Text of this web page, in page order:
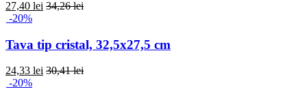
27,40 lei 34,26 lei
-20%
Tava tip cristal, 32,5x27,5 cm
24,33 lei 30,41 lei
-20%